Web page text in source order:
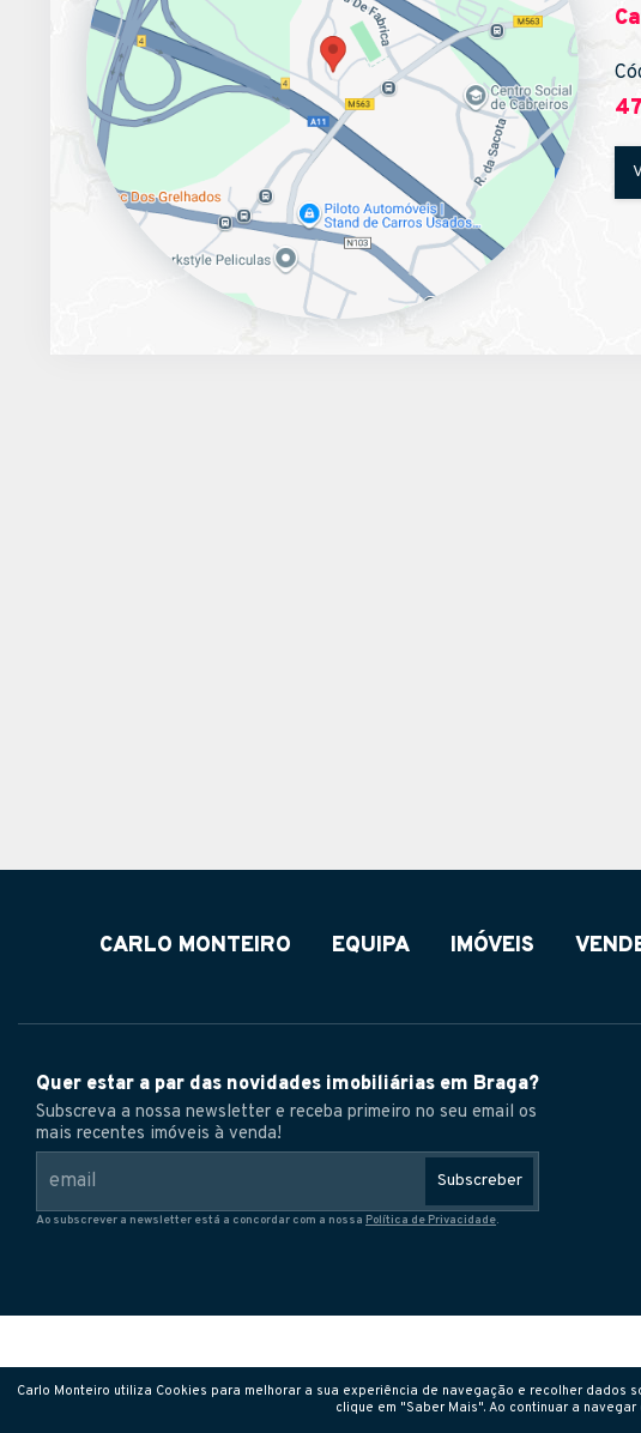
Carlo Monteiro utiliza Cookies para melhorar a sua experiência de navegação e recolher dados
clique em "Saber Mais". Ao continuar a
CARLO MONTEIRO EQUIPA IMÓVEIS
Quer estar a par das novidades imobiliárias em Braga?
Subscreva a nossa newsletter e receba primeiro no seu email os
mais recentes imóveis à venda!
Subscreber
Ao subscrever a newsletter está a concordar com a nossa Política de Privacidade.